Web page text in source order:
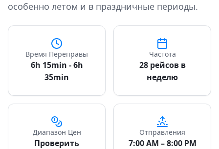
особенно летом и в праздничные периоды.
Время Переправы
6h 15min - 6h
35min
Частота
28 рейсов в
неделю
Диапазон Цен
Проверить
Отправления
7:00 AM – 8:00 PM